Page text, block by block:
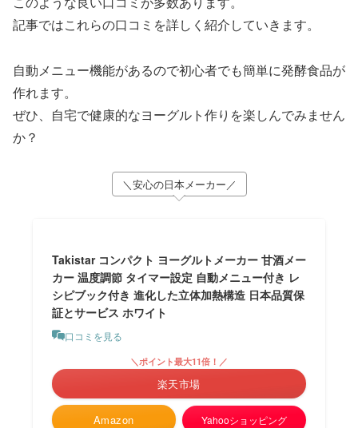
記事ではこれらの口コミを詳しく紹介していきます。
自動メニュー機能があるので初心者でも簡単に発酵食品が
作れます。
ぜひ、自宅で健康的なヨーグルト作りを楽しんでみません
か？
＼安心の日本メーカー／
Takistar コンパクト ヨーグルトメーカー 甘酒メー
カー 温度調節 タイマー設定 自動メニュー付き レ
シピブック付き 進化した立体加熱構造 日本品質保
証とサービス ホワイト
口コミを見る
Amazon
＼ポイント最大11倍！／
楽天市場
Yahooショッピング